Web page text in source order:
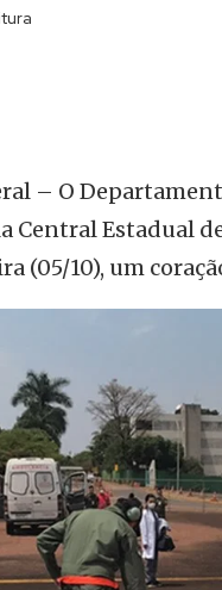
autoridades
– O
Central Estadual
(05/10), um